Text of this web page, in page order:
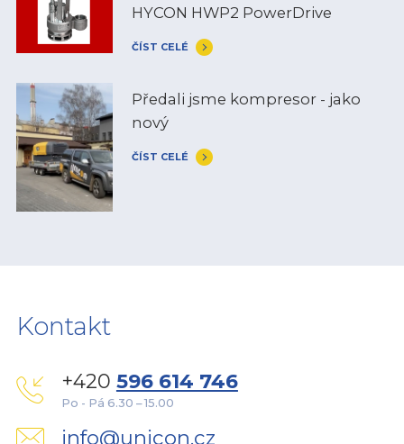
HYCON HWP2 PowerDrive
ČÍST CELÉ
Předali jsme kompresor - jako
nový
ČÍST CELÉ
Kontakt
+420 596 614 746
Po - Pá 6.30 – 15.00
info@unicon.cz